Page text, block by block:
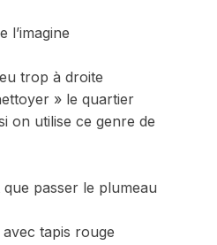
l’imagine
trop à droite
» le quartier
on utilise ce genre de
passer le plumeau
tapis rouge